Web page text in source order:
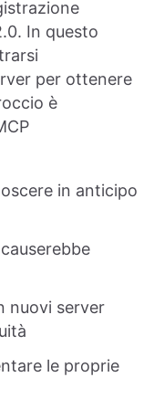
In questo
per ottenere
è
in anticipo
nuovi server
le proprie